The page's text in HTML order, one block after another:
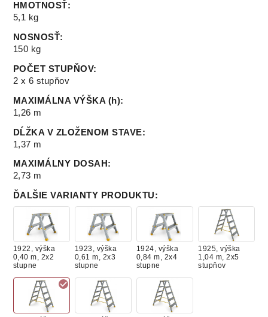
HMOTNOSŤ:
5,1 kg
NOSNOSŤ:
150 kg
POČET STUPŇOV:
2 x 6 stupňov
MAXIMÁLNA VÝŠKA (h):
1,26 m
DĹŽKA V ZLOŽENOM STAVE:
1,37 m
MAXIMÁLNY DOSAH :
2,73 m
ĎALŠIE VARIANTY PRODUKTU:
1922, výška
0,40 m, 2x2
stupne
1923, výška
0,61 m, 2x3
stupne
1924, výška
0,84 m, 2x4
stupne
1925, výška
1,04 m, 2x5
stupňov